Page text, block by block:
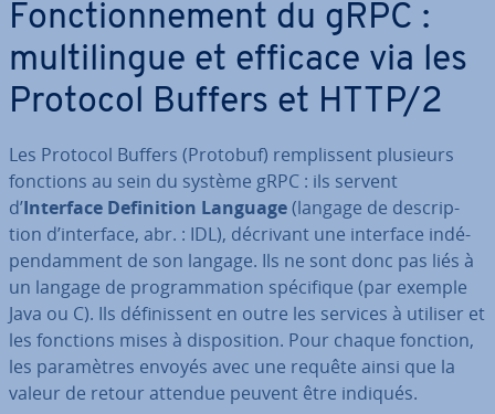
Fonc­tion­ne­ment du gRPC :
mul­ti­lingue et efficace via les
Protocol Buffers et HTTP/2
Les Protocol Buffers (Protobuf) rem­plis­sent plusieurs
fonctions au sein du système gRPC : ils servent
d’Interface De­fi­ni­tion Language(langage de des­crip­
tion d’interface, abr. : IDL), décrivant une interface in­dé­
pen­dam­ment de son langage. Ils ne sont donc pas liés à
un langage de pro­gram­ma­tion spé­ci­fique (par exemple
Java ou C). Ils dé­fi­nis­sent en outre les services à utiliser et
les fonctions mises à dis­po­si­tion. Pour chaque fonction,
les pa­ra­mètres envoyés avec une requête ainsi que la
valeur de retour attendue peuvent être indiqués.